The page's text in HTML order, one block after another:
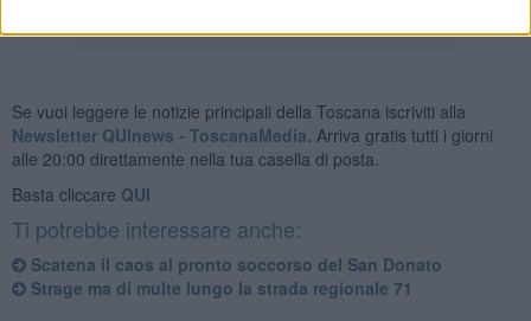
Se vuoi leggere le notizie principali della Toscana iscriviti alla
Newsletter QUInews - ToscanaMedia. Arriva gratis tutti i giorni
alle 20:00 direttamente nella tua casella di posta.
Basta cliccare QUI
Ti potrebbe interessare anche:
Scatena il caos al pronto soccorso del San Donato
Strage ma di multe lungo la strada regionale 71